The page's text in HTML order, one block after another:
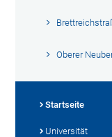
Oberer
Startseite
Universität